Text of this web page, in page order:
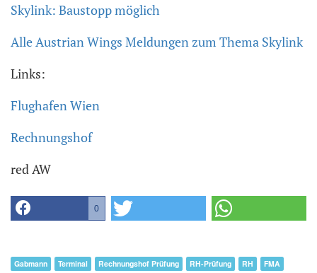
Skylink: Baustopp möglich
Alle Austrian Wings Meldungen zum Thema Skylink
Links:
Flughafen Wien
Rechnungshof
red AW
0
Gabmann Terminal Rechnungshof Prüfung RH-Prüfung RH
FMA